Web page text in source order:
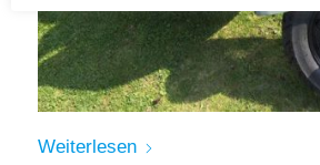
Weiterlesen